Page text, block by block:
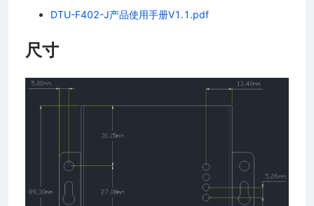
DTU-F402-J产品使用手册V1.1.pdf
尺寸